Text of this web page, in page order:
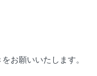
お願いいたします。